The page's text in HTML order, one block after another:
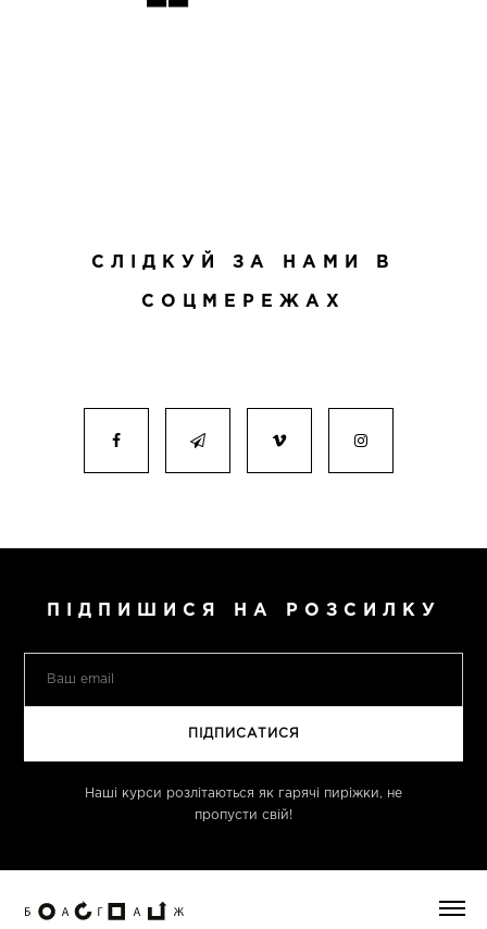
СЛІДКУЙ ЗА НАМИ В
СОЦМЕРЕЖАХ
ПІДПИШИСЯ НА РОЗСИЛКУ
Наші курси розлітаються як гарячі пиріжки, не
пропусти свій!